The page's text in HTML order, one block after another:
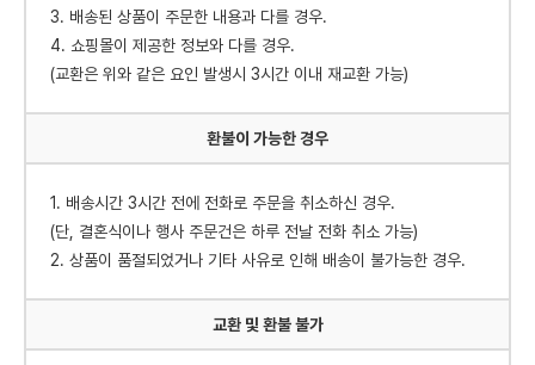
3. 배송된 상품이 주문한 내용과 다를 경우.
4. 쇼핑몰이 제공한 정보와 다를 경우.
(교환은 위와 같은 요인 발생시 3시간 이내 재교환 가능)
환불이 가능한 경우
1. 배송시간 3시간 전에 전화로 주문을 취소하신 경우.
(단, 결혼식이나 행사 주문건은 하루 전날 전화 취소 가능)
2. 상품이 품절되었거나 기타 사유로 인해 배송이 불가능한 경우.
교환 및 환불 불가